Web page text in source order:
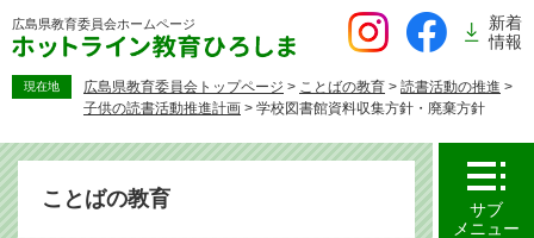
ー
広島県教育委員会ホームページ
新着
情報
現在地 広島県教育委員会トップページ > ことばの教育 > 読書活動の推進 >
子供の読書活動推進計画 > 学校図書館資料収集方針・廃棄方針
ことばの教育
サブ
メニュー